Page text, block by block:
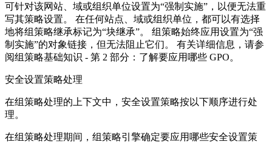
可针对该网站、域或组织单位设置为“强制实施”，以便无法重
写其策略设置。 在任何站点、域或组织单位，都可以有选择
地将组策略继承标记为“块继承”。 组策略始终应用设置为“强
制实施”的对象链接，但无法阻止它们。 有关详细信息，请参
阅组策略基础知识 - 第 2 部分：了解要应用哪些 GPO。
安全设置策略处理
在组策略处理的上下文中，安全设置策略按以下顺序进行处
理。
在组策略处理期间，组策略引擎确定要应用哪些安全设置策